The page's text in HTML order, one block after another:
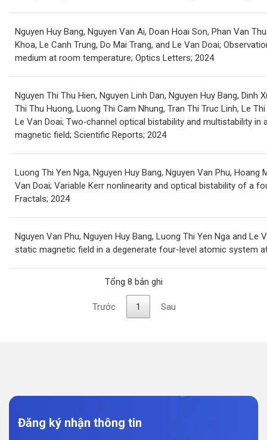
Nguyen Huy Bang, Nguyen Van Ai, Doan Hoai Son, Phan Van
Khoa, Le Canh Trung, Do Mai Trang, and Le Van Doai;
medium at room temperature; Optics Letters; 2024
Nguyen Thi Thu Hien, Nguyen Linh Dan, Nguyen Huy Bang, Dinh
Thi Thu Huong, Luong Thi Cam Nhung, Tran Thi Truc Linh, Le
Le Van Doai; Two‑channel optical bistability and multistability
magnetic field; Scientific Reports; 2024
Luong Thi Yen Nga, Nguyen Huy Bang, Nguyen Van Phu,
Van Doai; Variable Kerr nonlinearity and optical bistability of a
Fractals; 2024
Nguyen Van Phu, Nguyen Huy Bang, Luong Thi Yen Nga and
static magnetic field in a degenerate four-level atomic system
Tổng 8 bản ghi
Trước 1 Sau
Đăng ký nhận thông tin